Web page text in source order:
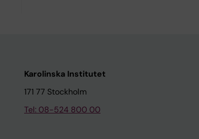
Karolinska Institutet
171 77 Stockholm
Tel: 08-524 800 00